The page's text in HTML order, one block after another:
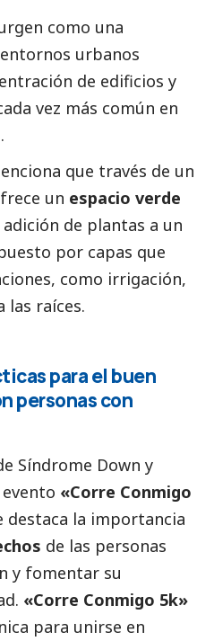
como una
urbanos
de edificios y
vez más común en
que través de un
un espacio verde
de plantas a un
por capas que
como irrigación,
las raíces.
para el buen
personas con
Síndrome Down y
«Corre Conmigo
destaca la importancia
de las personas
y fomentar su
«Corre Conmigo 5k»
para unirse en